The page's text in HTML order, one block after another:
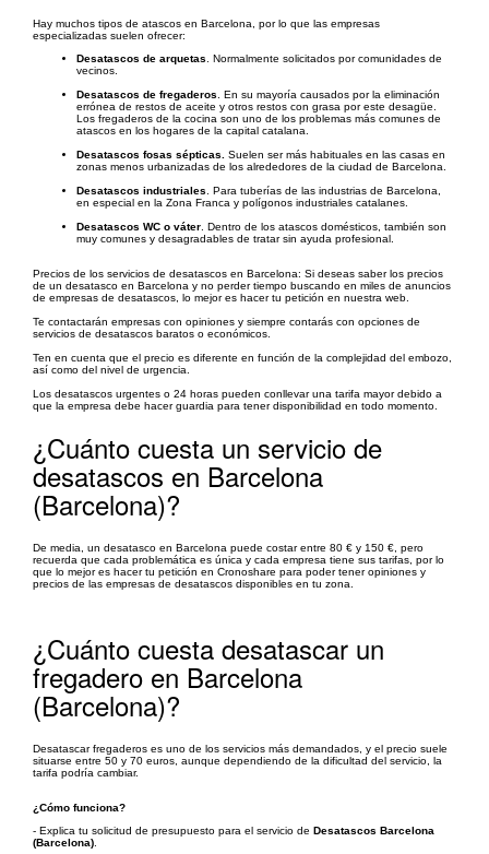
Hay muchos tipos de atascos en Barcelona, por lo que las empresas
especializadas suelen ofrecer:
Desatascos de arquetas . Normalmente solicitados por comunidades de
vecinos.
Desatascos de fregaderos . En su mayoría causados por la eliminación
errónea de restos de aceite y otros restos con grasa por este desagüe.
Los fregaderos de la cocina son uno de los problemas más comunes de
atascos en los hogares de la capital catalana.
Desatascos fosas sépticas.
Suelen ser más habituales en las casas en
zonas menos urbanizadas de los alrededores de la ciudad de Barcelona.
Desatascos industriales . Para tuberías de las industrias de Barcelona,
en especial en la Zona Franca y polígonos industriales catalanes.
Desatascos WC o váter . Dentro de los atascos domésticos, también son
muy comunes y desagradables de tratar sin ayuda profesional.
Precios de los servicios de desatascos en Barcelona: Si deseas saber los precios
de un desatasco en Barcelona y no perder tiempo buscando en miles de anuncios
de empresas de desatascos, lo mejor es hacer tu petición en nuestra web.
Te contactarán empresas con opiniones y siempre contarás con opciones de
servicios de desatascos baratos o económicos.
Ten en cuenta que el precio es diferente en función de la complejidad del embozo,
así como del nivel de urgencia.
Los desatascos urgentes o 24 horas pueden conllevar una tarifa mayor debido a
que la empresa debe hacer guardia para tener disponibilidad en todo momento.
¿Cuánto cuesta un servicio de
desatascos en Barcelona
(Barcelona)?
De media, un desatasco en Barcelona puede costar entre 80 € y 150 €, pero
recuerda que cada problemática es única y cada empresa tiene sus tarifas, por lo
que lo mejor es hacer tu petición en Cronoshare para poder tener opiniones y
precios de las empresas de desatascos disponibles en tu zona.
¿Cuánto cuesta desatascar un
fregadero en Barcelona
(Barcelona)?
Desatascar fregaderos es uno de los servicios más demandados, y el precio suele
situarse entre 50 y 70 euros, aunque dependiendo de la dificultad del servicio, la
tarifa podría cambiar.
¿Cómo funciona?
- Explica tu solicitud de presupuesto para el servicio de Desatascos Barcelona
(Barcelona)